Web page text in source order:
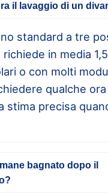
il lavaggio di un
standard a tre
richiede in media
o con molti
qualche
stima precisa
bagnato dopo il